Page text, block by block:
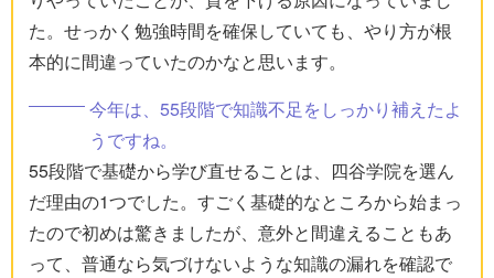
た。せっかく勉強時間を確保していても、やり方が根
本的に間違っていたのかなと思います。
今年は、55段階で知識不足をしっかり補えたよ
うですね。
55段階で基礎から学び直せることは、四谷学院を選ん
だ理由の1つでした。すごく基礎的なところから始まっ
たので初めは驚きましたが、意外と間違えることもあ
って、普通なら気づけないような知識の漏れを確認で